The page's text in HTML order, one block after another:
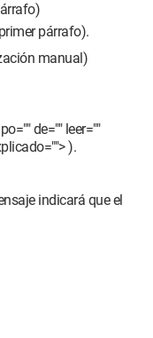
párrafo).
manual)
de="" leer=""
).
indicará que el